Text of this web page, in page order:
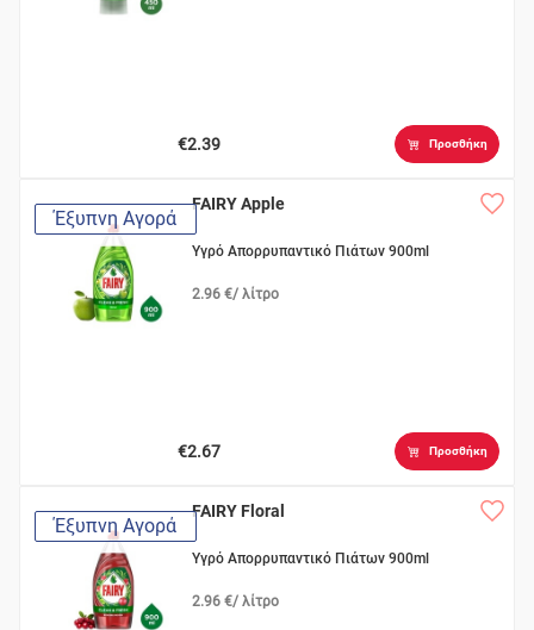
€2.39 Προσθήκη
Έξυπνη Αγορά
FAIRY Apple
Υγρό Απορρυπαντικό Πιάτων 900ml
2.96 €/ λίτρο
€2.67 Προσθήκη
Έξυπνη Αγορά
FAIRY Floral
Υγρό Απορρυπαντικό Πιάτων 900ml
2.96 €/ λίτρο